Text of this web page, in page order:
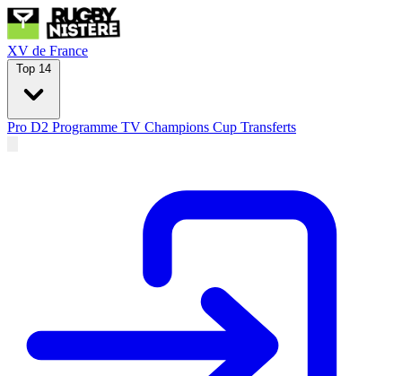
XV de France
Top 14
Pro D2 Programme TV Champions Cup Transferts